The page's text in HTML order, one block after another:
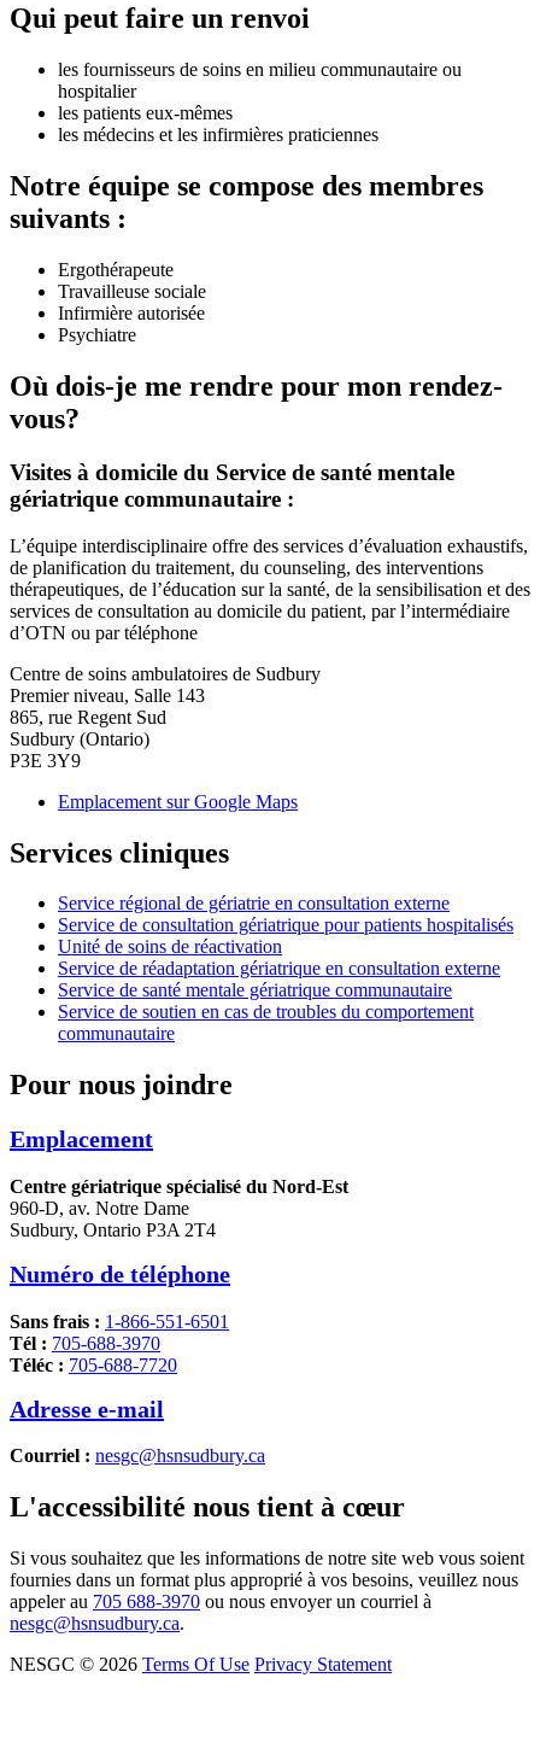
Qui peut faire un renvoi
les fournisseurs de soins en milieu communautaire ou
hospitalier
les patients eux-mêmes
les médecins et les infirmières praticiennes
Notre équipe se compose des membres
suivants :
Ergothérapeute
Travailleuse sociale
Infirmière autorisée
Psychiatre
Où dois-je me rendre pour mon rendez-
vous?
Visites à domicile du Service de santé mentale
gériatrique communautaire :
L’équipe interdisciplinaire offre des services d’évaluation exhaustifs,
de planification du traitement, du counseling, des interventions
thérapeutiques, de l’éducation sur la santé, de la sensibilisation et des
services de consultation au domicile du patient, par l’intermédiaire
d’OTN ou par téléphone
Centre de soins ambulatoires de Sudbury
Premier niveau, Salle 143
865, rue Regent Sud
Sudbury (Ontario)
P3E 3Y9
Emplacement sur Google Maps
Services cliniques
Service régional de gériatrie en consultation externe
Service de consultation gériatrique pour patients hospitalisés
Unité de soins de réactivation
Service de réadaptation gériatrique en consultation externe
Service de santé mentale gériatrique communautaire
Service de soutien en cas de troubles du comportement
communautaire
Pour nous joindre
Emplacement
Centre gériatrique spécialisé du Nord-Est
960-D, av. Notre Dame
Sudbury, Ontario P3A 2T4
Numéro de téléphone
Sans frais : 1-866-551-6501
Tél : 705-688-3970
Téléc : 705-688-7720
Adresse e-mail
Courriel : nesgc@hsnsudbury.ca
L'accessibilité nous tient à cœur
Si vous souhaitez que les informations de notre site web vous soient
fournies dans un format plus approprié à vos besoins, veuillez nous
appeler au 705 688-3970 ou nous envoyer un courriel à
nesgc@hsnsudbury.ca.
NESGC © 2026 Terms Of Use Privacy Statement